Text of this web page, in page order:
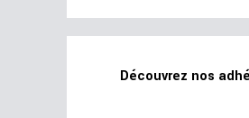
Découvrez nos